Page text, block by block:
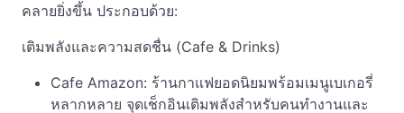
คลายยิ่งขึ้น ประกอบด้วย:
เติมพลังและความสดชื่น (Cafe & Drinks)
Cafe Amazon: ร้านกาแฟยอดนิยมพร้อมเมนูเบเกอรี่
หลากหลาย จุดเช็กอินเติมพลังสำหรับคนทำงานและ